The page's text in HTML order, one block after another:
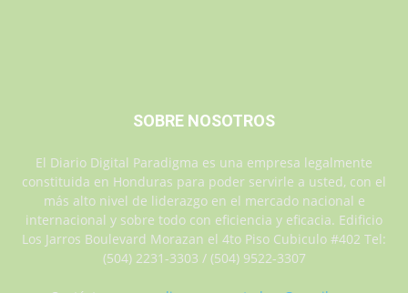
SOBRE NOSOTROS
El Diario Digital Paradigma es una empresa legalmente
constituida en Honduras para poder servirle a usted, con el
más alto nivel de liderazgo en el mercado nacional e
internacional y sobre todo con eficiencia y eficacia. Edificio
Los Jarros Boulevard Morazan el 4to Piso Cubiculo #402 Tel:
(504) 2231-3303 / (504) 9522-3307